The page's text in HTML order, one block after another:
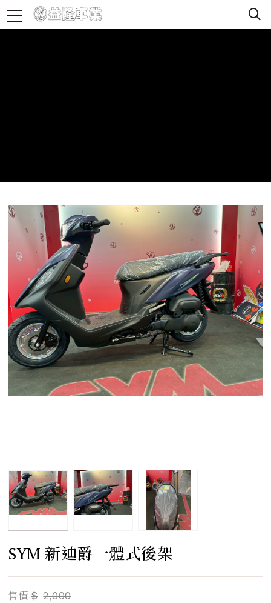
SYM 新迪爵一體式後架
售價 $ 2,000